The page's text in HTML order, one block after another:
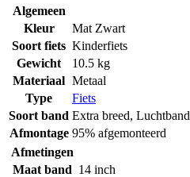
Algemeen
Kleur
Mat Zwart
Soort fiets Kinderfiets
Gewicht
10.5 kg
Materiaal Metaal
Type
Fiets
Soort band Extra breed, Luchtband
Afmontage 95% afgemonteerd
Afmetingen
Maat band 14 inch